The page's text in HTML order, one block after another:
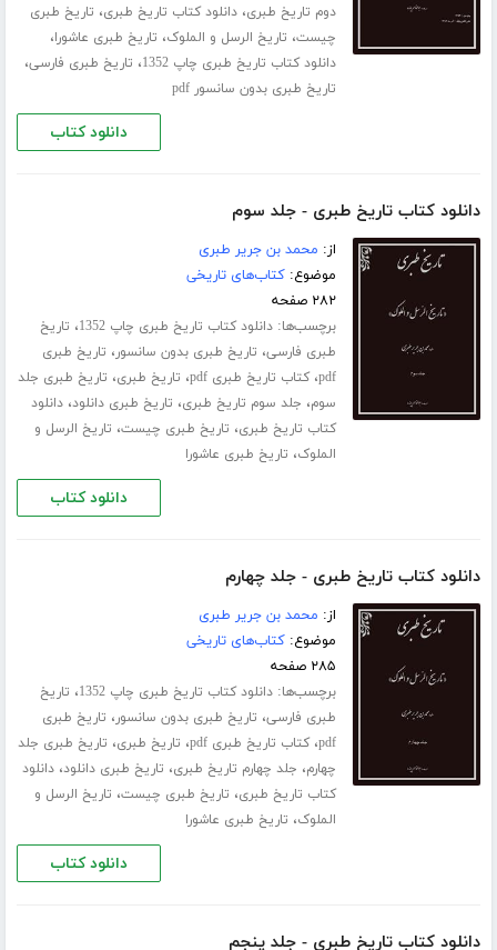
دوم تاریخ طبری،دانلود کتاب تاریخ طبری، تاریخ طبری
چیست، تاریخ الرسل و الملوک، تاریخ طبری عاشورا،
دانلود کتاب تاریخ طبری چاپ 1352 ، تاریخ طبری فارسی،
تاریخ طبری بدون سانسور pdf
دانلود کتاب
دانلود کتاب تاریخ طبری - جلد سوم
از: محمد بن جریر طبری
موضوع:کتاب‌های تاریخی
۲۸۲ صفحه
برچسب‌ها:دانلود کتاب تاریخ طبری چاپ 1352 ، تاریخ
طبری فارسی، تاریخ طبری بدون سانسور، تاریخ طبری
pdf،کتاب تاریخ طبری pdf ، تاریخ طبری، تاریخ طبری جلد
سوم، جلد سوم تاریخ طبری، تاریخ طبری دانلود،دانلود
کتاب تاریخ طبری، تاریخ طبری چیست، تاریخ الرسل و
الملوک، تاریخ طبری عاشورا
دانلود کتاب
دانلود کتاب تاریخ طبری - جلد چهارم
از: محمد بن جریر طبری
موضوع:کتاب‌های تاریخی
۲۸۵ صفحه
برچسب‌ها:دانلود کتاب تاریخ طبری چاپ 1352 ، تاریخ
طبری فارسی، تاریخ طبری بدون سانسور، تاریخ طبری
pdf،کتاب تاریخ طبری pdf ، تاریخ طبری، تاریخ طبری جلد
چهارم، جلد چهارم تاریخ طبری، تاریخ طبری دانلود،دانلود
کتاب تاریخ طبری، تاریخ طبری چیست، تاریخ الرسل و
الملوک، تاریخ طبری عاشورا
دانلود کتاب
دانلود کتاب تاریخ طبری - جلد پنجم